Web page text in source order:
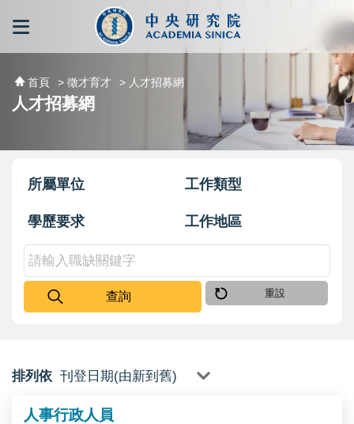
跳到主要內容區塊
首頁 > 徵才育才 > 人才招募網
人才招募網
所屬單位 工作類型
學歷要求 工作地區
查詢 重設
排列依
人事行政人員